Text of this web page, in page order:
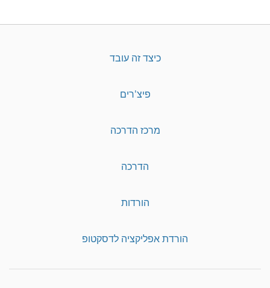
כיצד זה עובד
פיצ'רים
מרכז הדרכה
הדרכה
הורדות
הורדת אפליקציה לדסקטופ